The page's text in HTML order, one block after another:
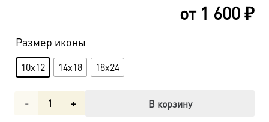
от 1 600₽
Размер иконы
10x12 14x18 18x24
Количество
В корзину